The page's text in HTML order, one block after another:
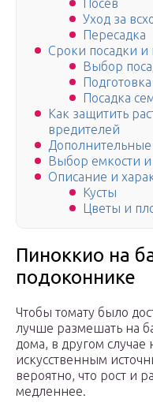
Посев
Уход за
Пересадка
Сроки посадки и
Выбор
Посадка
Как защитить
вредителей
Выбор емкости и
Описание и
Кусты
Цветы и
Пиноккио на
подоконнике
Чтобы томату было
лучше размешать на
дома, в другом случае
искусственным
вероятно, что рост и
медленнее.